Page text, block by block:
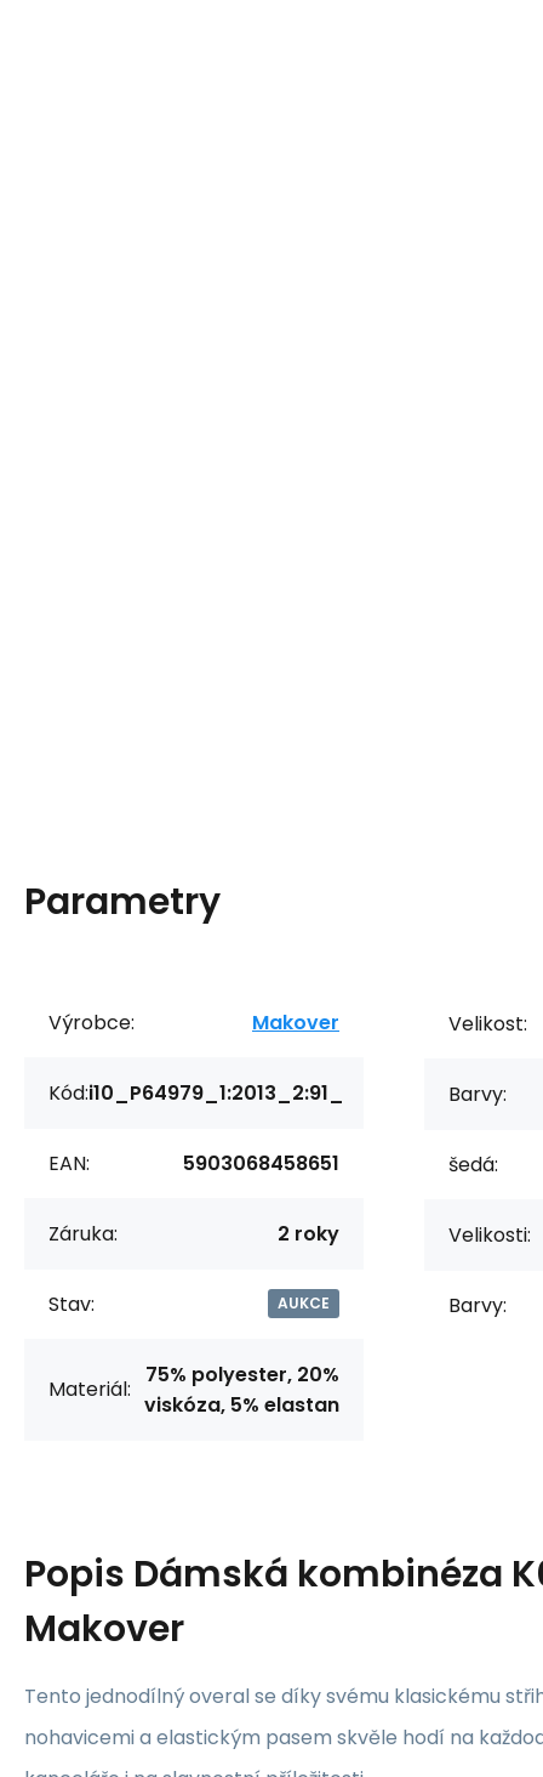
Parametry
Výrobce: Makover
Kód:i10_P64979_1:2013_2:91_
EAN: 5903068458651
Záruka: 2 roky
Stav: AUKCE
Materiál:
75% polyester, 20%
viskóza, 5% elastan
Velikost:
Barvy:
šedá:
Velikosti:
Barvy:
Popis Dámská kombinéza
Makover
Tento jednodílný overal se díky svému klasickému
nohavicemi a elastickým pasem skvěle hodí na